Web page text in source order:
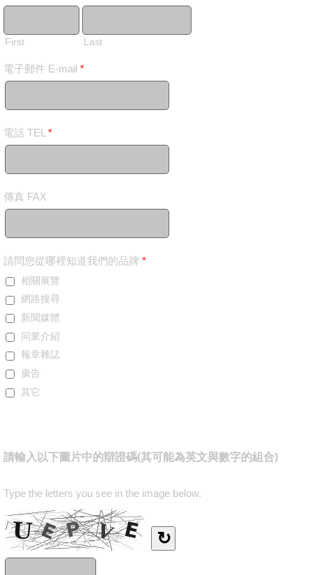
First Last
電子郵件 E-mail *
電話 TEL *
傳真 FAX
請問您從哪裡知道我們的品牌 *
相關展覽
網路搜尋
新聞媒體
同業介紹
報章雜誌
廣告
其它
請輸入以下圖片中的辯證碼(其可能為英文與數字的組合)
Type the letters you see in the image below.
↻